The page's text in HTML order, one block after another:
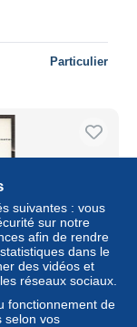
Particulier
53
suivantes : vous
sur notre
afin de rendre
dans le
des vidéos et
réseaux sociaux.
fonctionnement de
selon vos